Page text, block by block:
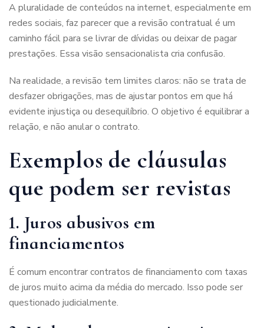
A pluralidade de conteúdos na internet, especialmente em
redes sociais, faz parecer que a revisão contratual é um
caminho fácil para se livrar de dívidas ou deixar de pagar
prestações. Essa visão sensacionalista cria confusão.
Na realidade, a revisão tem limites claros: não se trata de
desfazer obrigações, mas de ajustar pontos em que há
evidente injustiça ou desequilíbrio. O objetivo é equilibrar a
relação, e não anular o contrato.
Exemplos de cláusulas
que podem ser revistas
1. Juros abusivos em
financiamentos
É comum encontrar contratos de financiamento com taxas
de juros muito acima da média do mercado. Isso pode ser
questionado judicialmente.